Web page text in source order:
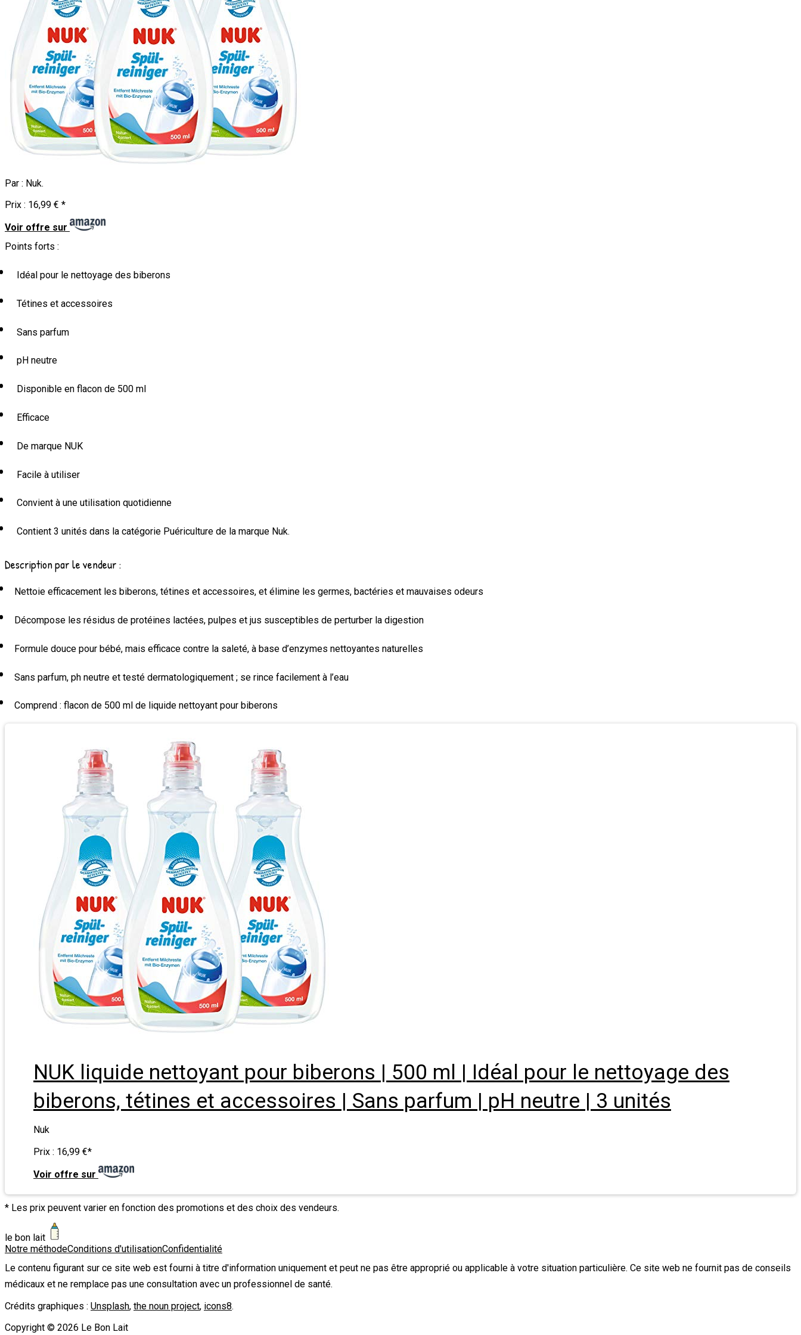
Par : Nuk.
Prix : 16,99 € *
Voir offre sur
Points forts :
Idéal pour le nettoyage des biberons
Tétines et accessoires
Sans parfum
pH neutre
Disponible en flacon de 500 ml
Efficace
De marque NUK
Facile à utiliser
Convient à une utilisation quotidienne
Contient 3 unités dans la catégorie Puériculture de la marque Nuk.
Description par le vendeur :
Nettoie efficacement les biberons, tétines et accessoires, et élimine les germes, bactéries et mauvaises odeurs
Décompose les résidus de protéines lactées, pulpes et jus susceptibles de perturber la digestion
Formule douce pour bébé, mais efficace contre la saleté, à base d’enzymes nettoyantes naturelles
Sans parfum, ph neutre et testé dermatologiquement ; se rince facilement à l’eau
Comprend : flacon de 500 ml de liquide nettoyant pour biberons
NUK liquide nettoyant pour biberons | 500 ml | Idéal pour le nettoyage des
biberons, tétines et accessoires | Sans parfum | pH neutre | 3 unités
Nuk
Prix : 16,99 €*
Voir offre sur
* Les prix peuvent varier en fonction des promotions et des choix des vendeurs.
le bon lait
Notre méthodeConditions d'utilisationConfidentialité
Le contenu figurant sur ce site web est fourni à titre d'information uniquement et peut ne pas être approprié ou applicable à votre situation particulière. Ce site web ne fournit pas de conseils
médicaux et ne remplace pas une consultation avec un professionnel de santé.
Crédits graphiques : Unsplash, the noun project, icons8.
Copyright © 2026 Le Bon Lait